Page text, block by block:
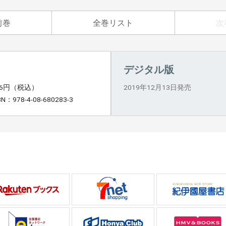
巻 全巻リスト 次
円（税込）
：978-4-08-680283-3
デジタル版
2019年12月13日発売